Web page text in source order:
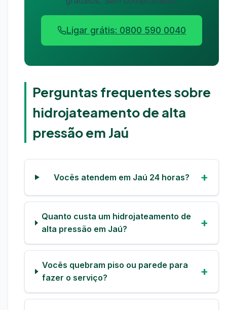
Ligar grátis: 0800 590 0040
Perguntas frequentes sobre
hidrojateamento de alta
pressão em Jaú
Vocês atendem em Jaú 24 horas?
Quanto custa um hidrojateamento de
alta pressão em Jaú?
Vocês quebram piso ou parede para
fazer o serviço?